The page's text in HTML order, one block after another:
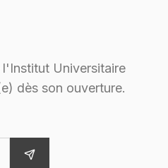
Universitaire
dès son ouverture.